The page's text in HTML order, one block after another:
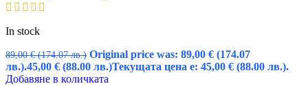
In stock
89,00€ (174.07 лв.) Original price was: 89,00 € (174.07
лв.).45,00 € (88.00 лв.)Текущата цена е: 45,00 € (88.00 лв.).
Добавяне в количката